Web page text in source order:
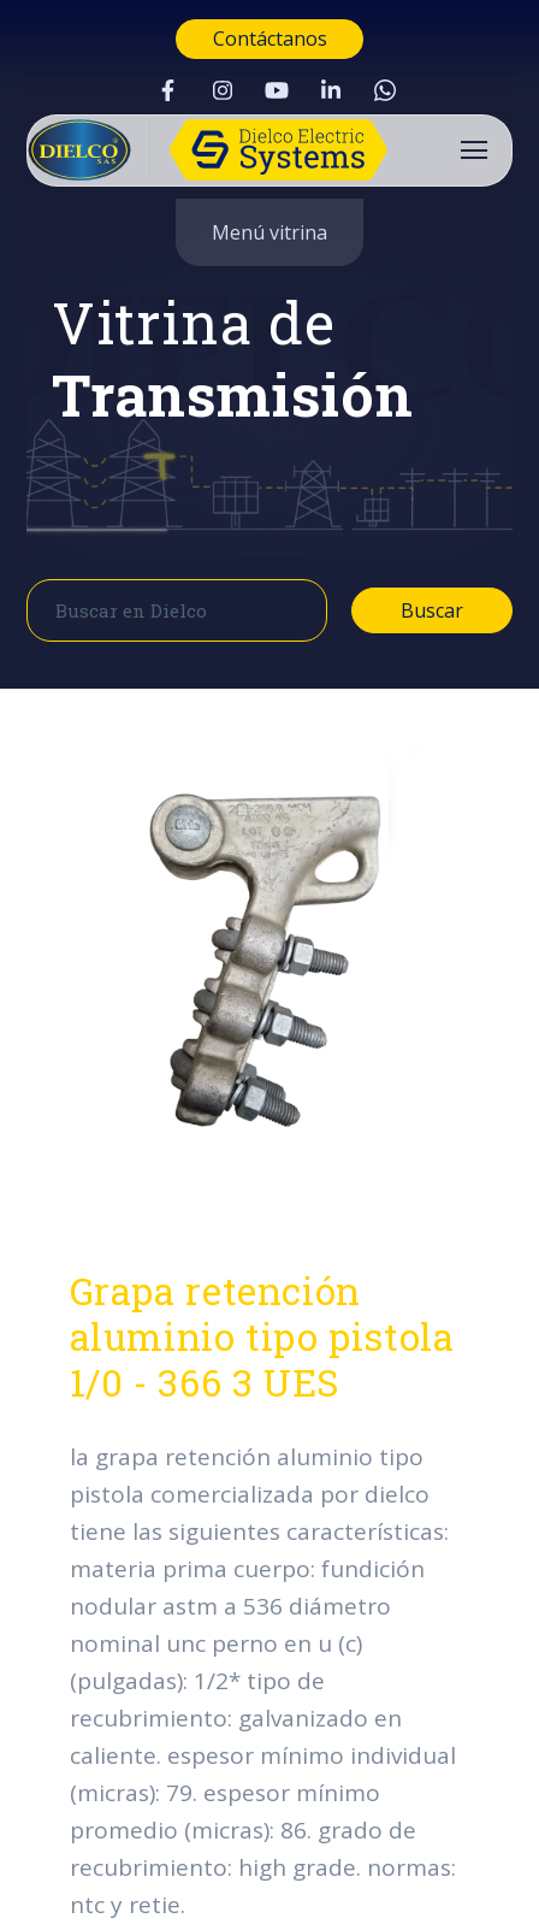
Contáctanos
Buscar
Menú vitrina
Vitrina de
Transmisión
Buscar
Buscar
Grapa retención
aluminio tipo pistola
1/0 - 366 3 UES
la grapa retención aluminio tipo
pistola comercializada por dielco
tiene las siguientes características:
materia prima cuerpo: fundición
nodular astm a 536 diámetro
nominal unc perno en u (c)
(pulgadas): 1/2* tipo de
recubrimiento: galvanizado en
caliente. espesor mínimo individual
(micras): 79. espesor mínimo
promedio (micras): 86. grado de
recubrimiento: high grade. normas:
ntc y retie.